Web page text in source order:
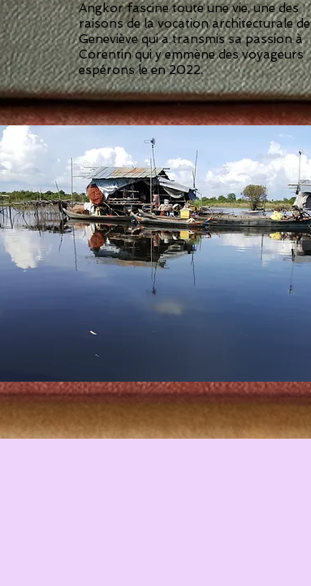
Angkor fascine toute une vie, une des
raisons de la vocation architecturale de
Genevièvequi a transmis sa passion à
Corentinqui y emmène des voyageurs
espérons le en 2022.